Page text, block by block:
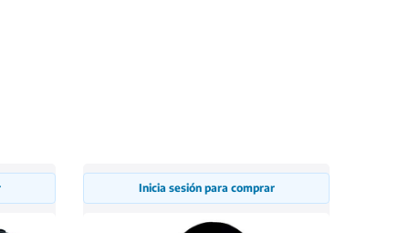
Inicia sesión para comprar